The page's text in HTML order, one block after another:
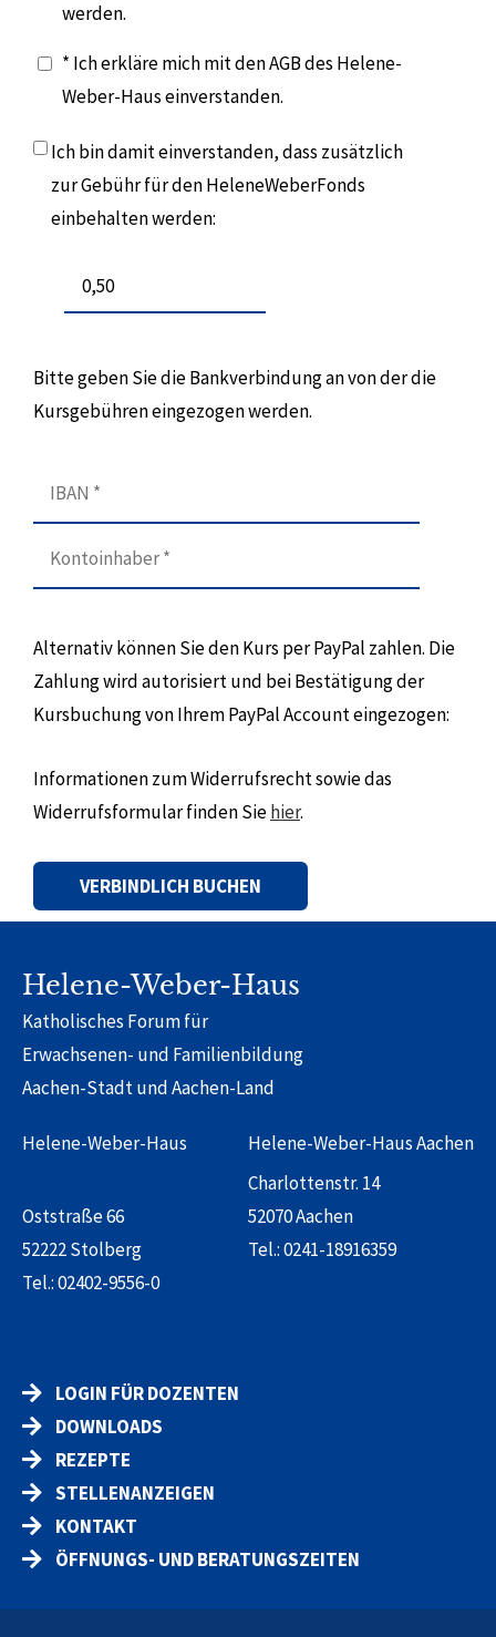
werden.
* Ich erkläre mich mit den AGB des Helene-
Weber-Haus einverstanden.
Ich bin damit einverstanden, dass zusätzlich
zur Gebühr für den HeleneWeberFonds
einbehalten werden:
Bitte geben Sie die Bankverbindung an von der die
Kursgebühren eingezogen werden.
Alternativ können Sie den Kurs per PayPal zahlen. Die
Zahlung wird autorisiert und bei Bestätigung der
Kursbuchung von Ihrem PayPal Account eingezogen:
Informationen zum Widerrufsrecht sowie das
Widerrufsformular finden Siehier.
Helene-Weber-Haus
Katholisches Forum für
Erwachsenen- und Familienbildung
Aachen-Stadt und Aachen-Land
Helene-Weber-Haus
Oststraße 66
52222 Stolberg
Tel.:02402-9556-0
Helene-Weber-Haus Aachen
Charlottenstr. 14
52070 Aachen
Tel.:0241-18916359
LOGIN FÜR DOZENTEN
DOWNLOADS
REZEPTE
STELLENANZEIGEN
KONTAKT
ÖFFNUNGS- UND BERATUNGSZEITEN